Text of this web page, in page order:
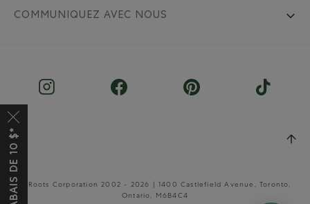
COMMUNIQUEZ AVEC NOUS
© Roots Corporation 2002 - 2026 | 1400 Castlefield Avenue, Toronto,
Ontario, M6B4C4